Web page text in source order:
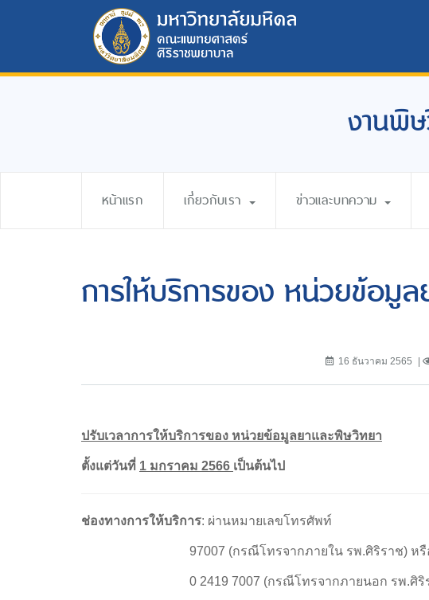
งานพิ
หน้าแรก เกี่ยวกับเรา ข่าวและบทความ
การให้บริการของ หน่วยข้อมู
16 ธันวาคม 2565
ปรับเวลาการให้บริการของ หน่วยข้อมูลยาและพิษวิทยา
ตั้งแต่วันที่ 1 มกราคม 2566 เป็นต้นไป
ช่องทางการให้บริการ: ผ่านหมายเลขโทรศัพท์
97007 (กรณีโทรจากภายใน รพ.ศิริราช) หรื
0 2419 7007 (กรณีโทรจากภายนอก รพ.ศิริร